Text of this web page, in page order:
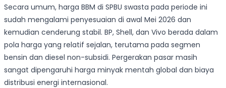
Secara umum, harga BBM di SPBU swasta pada periode ini
sudah mengalami penyesuaian di awal Mei 2026 dan
kemudian cenderung stabil. BP, Shell, dan Vivo berada dalam
pola harga yang relatif sejalan, terutama pada segmen
bensin dan diesel non-subsidi. Pergerakan pasar masih
sangat dipengaruhi harga minyak mentah global dan biaya
distribusi energi internasional.